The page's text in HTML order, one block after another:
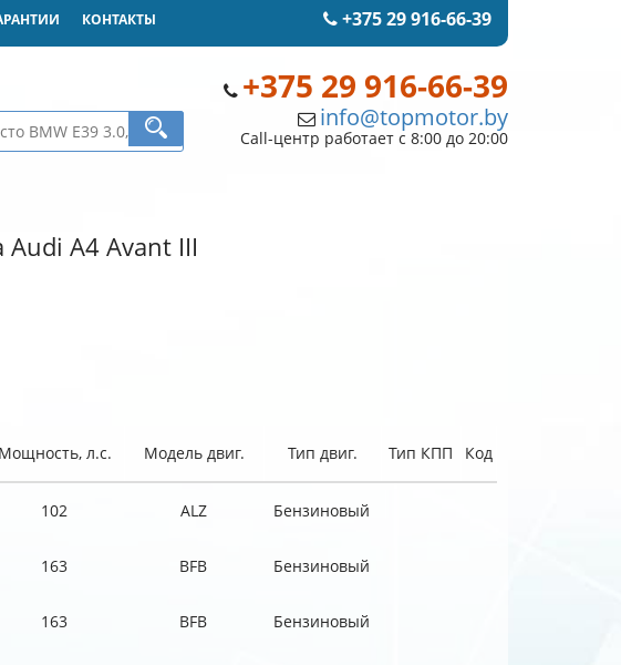
+375 29 916-66-39
КОНТАКТЫ
+375 29 916-66-39
info@topmotor.by
Call-центр работает с 8:00 до 20:00
Audi A4 Avant III
Мощность, л.с. Модель двиг. Тип двиг. Тип КПП Код
102 ALZ Бензиновый
163 BFB Бензиновый
163 BFB Бензиновый